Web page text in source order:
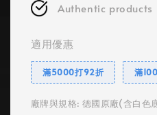
Authentic products
適用優惠
滿5000打92折 滿
廠牌與規格: 德國原廠(含白色